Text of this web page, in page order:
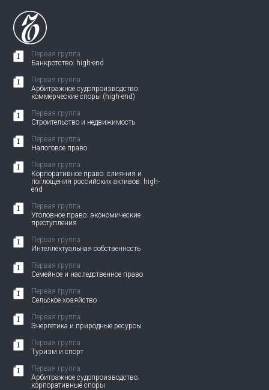
Первая группа
Банкротство: high-end
Первая группа
Арбитражное судопроизводство:
коммерческие споры (high-end)
Первая группа
Строительство и недвижимость
Первая группа
Налоговое право
Первая группа
Корпоративное право: слияния и
поглощения российских активов: high-
end
Первая группа
Уголовное право: экономические
преступления
Первая группа
Интеллектуальная собственность
Первая группа
Семейное и наследственное право
Первая группа
Сельское хозяйство
Первая группа
Энергетика и природные ресурсы
Первая группа
Туризм и спорт
Первая группа
Арбитражное судопроизводство:
корпоративные споры